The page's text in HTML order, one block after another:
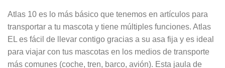
Atlas 10 es lo más básico que tenemos en artículos para
transportar a tu mascota y tiene múltiples funciones. Atlas
EL es fácil de llevar contigo gracias a su asa fija y es ideal
para viajar con tus mascotas en los medios de transporte
más comunes (coche, tren, barco, avión). Esta jaula de